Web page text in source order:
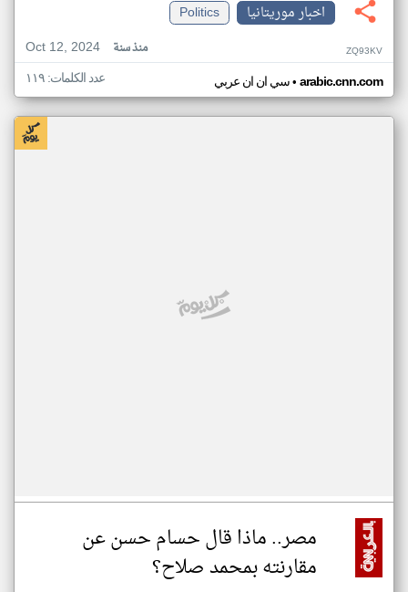
اخبار موريتانيا
Politics
Oct 12, 2024
منذ سنة ZQ93KV
سي ان ان عربي• arabic.cnn.com عدد الكلمات: ١١٩
مصر.. ماذا قال حسام حسن عن
مقارنته بمحمد صلاح؟